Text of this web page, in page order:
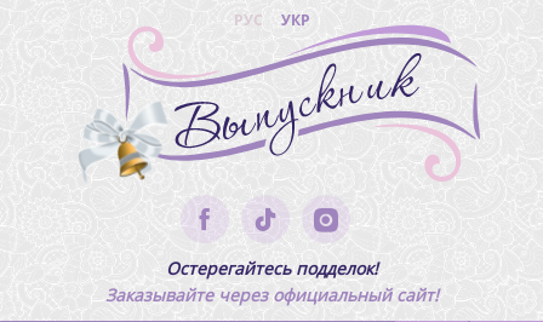
РУС УКР
Остерегайтесь подделок!
Заказывайте через официальный сайт!